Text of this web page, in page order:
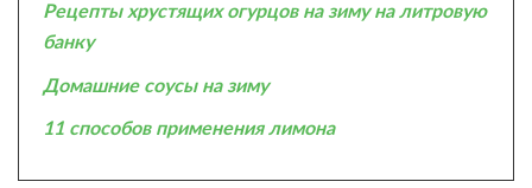
Рецепты хрустящих огурцов на зиму на литровую
банку
Домашние соусы на зиму
11 способов применения лимона